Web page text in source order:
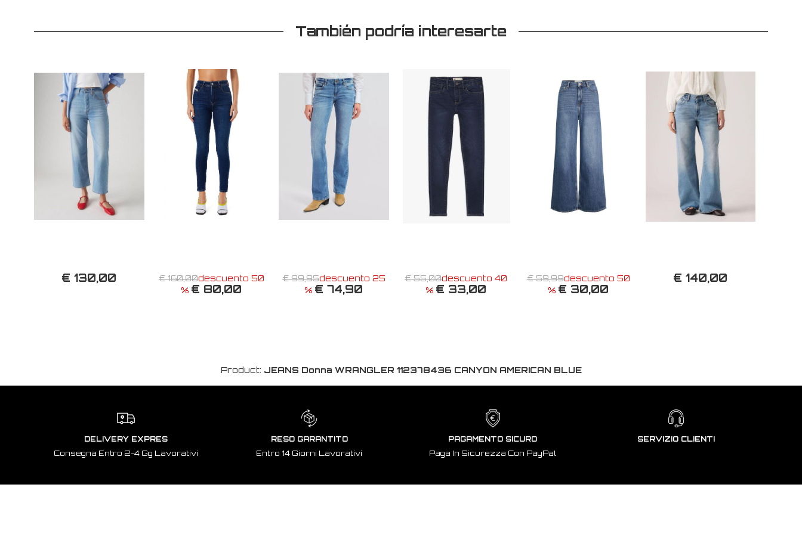
También podría interesarte
€ 130,00 € 160,00descuento 50
% € 80,00
€ 99,95descuento 25
% € 74,90
€ 55,00descuento 40
% € 33,00
€ 59,99descuento 50
% € 30,00
€ 140,00
Product: JEANS Donna WRANGLER 112378436 CANYON AMERICAN BLUE
DELIVERY EXPRES
Consegna Entro 2-4 Gg Lavorativi
RESO GARANTITO
Entro 14 Giorni Lavorativi
PAGAMENTO SICURO
Paga In Sicurezza Con PayPal
SERVIZIO CLIENTI